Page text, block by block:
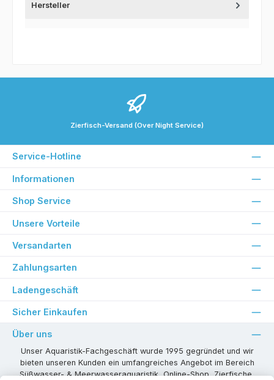
Hersteller
Zierfisch-Versand (Over Night Service)
Service-Hotline
Informationen
Shop Service
Unsere Vorteile
Versandarten
Zahlungsarten
Ladengeschäft
Sicher Einkaufen
Über uns
Unser Aquaristik-Fachgeschäft wurde 1995 gegründet und wir
bieten unseren Kunden ein umfangreiches Angebot im Bereich
Süßwasser- & Meerwasseraquaristik, Online-Shop, Zierfische,